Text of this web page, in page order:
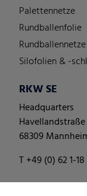
Palettennetze
Rundballenfolie
Rundballennetze
Silofolien & -
RKW SE
Headquarters
68309
T +49 (0) 62 1-